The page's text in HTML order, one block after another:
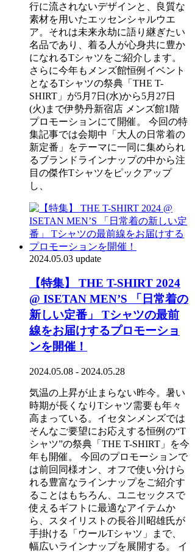
行に流されないデザインと、良質な
素材を用いたエッセンシャルウエ
ア。それは未来永劫に語り継ぎたい
名品であり、着る人が心身共に豊か
になれるTシャツをご紹介します。
さらに今年もメンズ館恒例イベント
となるTシャツの祭典「THE T-
SHIRT」が5月7日(水)から5月27日
(火)まで伊勢丹新宿店 メンズ館1階
プロモーションにて開催。 今回の特
集記事では会期中「大人の日常着の
新定番」をテーマに一同に集められ
るブランドラインナップの中から注
目の傑作Tシャツをピックアップ
し、
2024.05.03 update
【特集】 THE T-SHIRT 2024
@ ISETAN MEN’S 「日常着の
新しい定番」 Tシャツの最前
線をお届けするプロモーショ
ンを開催！
2024.05.08 - 2024.05.28
気温の上昇が止まらない昨今。暑い
時期が長くなりTシャツ需要も年々
高まっている。イセタンメンズでは
そんなご要望にお応えする恒例の“T
シャツ”の祭典「THE T-SHIRT」を今
年も開催。 今回のプロモーションで
は前回同様オン、オフで使い分けら
れる豊富なラインナップをご紹介す
ることはもちろん、ユニセックスで
使えるギフトに最適なアイテムか
ら、スタイリストの長谷川昭雄氏が
手掛ける「ウールTシャツ」まで、
幅広いラインナップを展開する。 イ